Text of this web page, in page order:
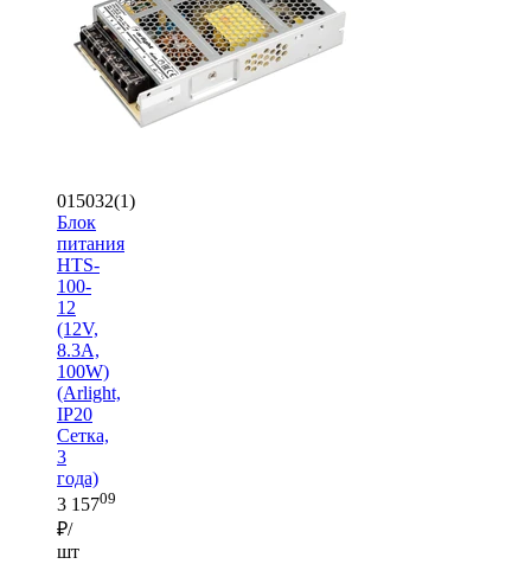
015032(1)
Блок
питания
HTS-
100-
12
(12V,
8.3A,
100W)
(Arlight,
IP20
Сетка,
3
года)
3 15709
₽/
шт